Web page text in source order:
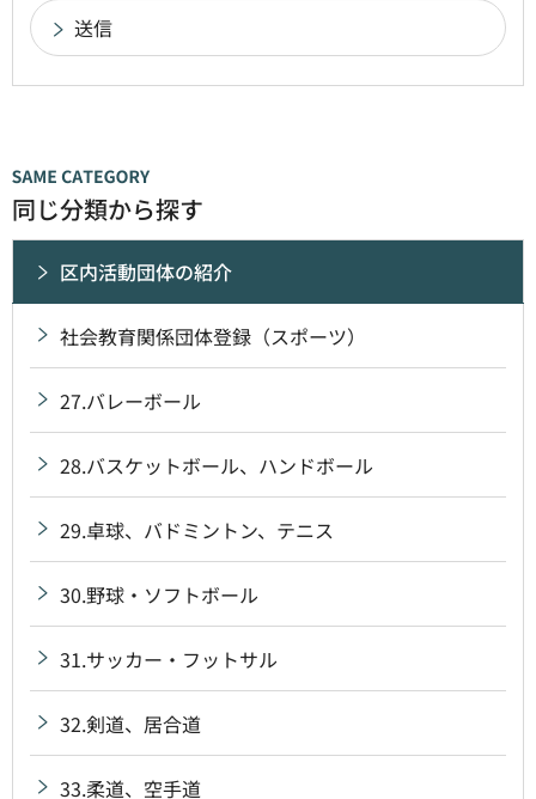
同じ分類から探す
区内活動団体の紹介
社会教育関係団体登録（スポーツ）
27.バレーボール
28.バスケットボール、ハンドボール
29.卓球、バドミントン、テニス
30.野球・ソフトボール
31.サッカー・フットサル
32.剣道、居合道
33.柔道、空手道